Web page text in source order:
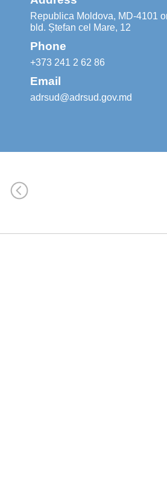
Republica Moldova, MD-4101
bld. Ștefan cel Mare, 12
Phone
+373 241 2 62 86
Email
adrsud@adrsud.gov.md